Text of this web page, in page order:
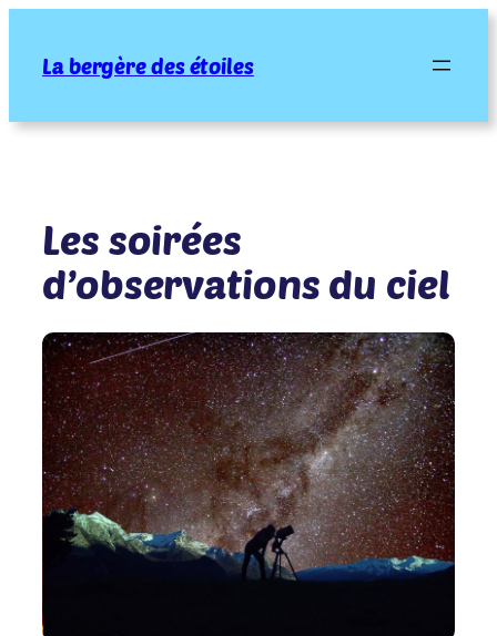
contenu
La bergère des étoiles
Les soirées
d’observations du ciel